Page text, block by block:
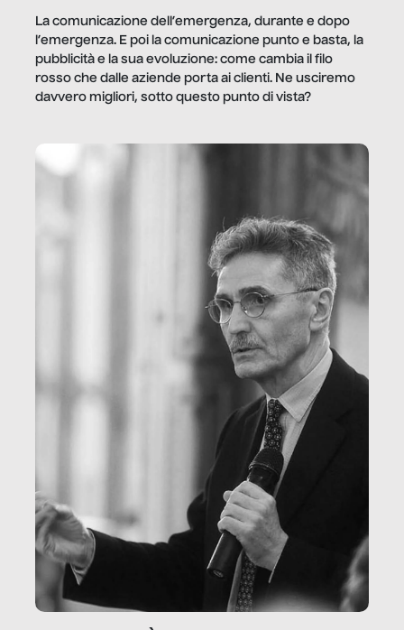
La comunicazione dell’emergenza, durante e dopo
l’emergenza. E poi la comunicazione punto e basta, la
pubblicità e la sua evoluzione: come cambia il filo
rosso che dalle aziende porta ai clienti. Ne usciremo
davvero migliori, sotto questo punto di vista?